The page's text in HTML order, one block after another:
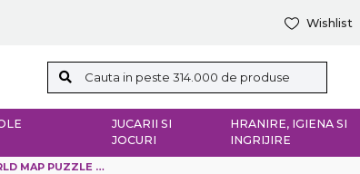
Wishlist
JUCARII SI
JOCURI
HRANIRE, IGIENA SI
INGRIJIRE
& POSTER - OR280